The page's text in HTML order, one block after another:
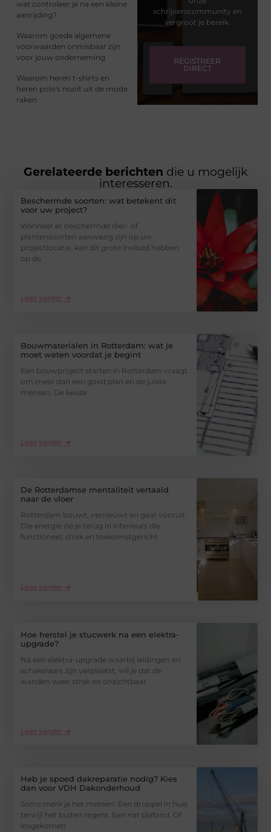
wat controleer je na een kleine
aanrijding?
Waarom goede algemene
voorwaarden onmisbaar zijn
voor jouw onderneming
Waarom heren t-shirts en
heren polo's nooit uit de mode
raken
schrijverscommunity en
vergroot je bereik.
REGISTREER
DIRECT
Gerelateerde berichten die u mogelijk
interesseren.
Beschermde soorten: wat betekent dit
voor uw project?
Wanneer er beschermde dier- of
plantensoorten aanwezig zijn op uw
projectlocatie, kan dit grote invloed hebben
op de
Lees verder ➜
Bouwmaterialen in Rotterdam: wat je
moet weten voordat je begint
Een bouwproject starten in Rotterdam vraagt
om meer dan een goed plan en de juiste
mensen. De keuze
Lees verder ➜
De Rotterdamse mentaliteit vertaald
naar de vloer
Rotterdam bouwt, vernieuwt en gaat vooruit.
Die energie zie je terug in interieurs die
functioneel, strak en toekomstgericht
Lees verder ➜
Hoe herstel je stucwerk na een elektra-
upgrade?
Na een elektra-upgrade waarbij leidingen en
schakelaars zijn verplaatst, wil je dat de
wanden weer strak en onzichtbaar
Lees verder ➜
Heb je spoed dakreparatie nodig? Kies
dan voor VDH Dakonderhoud
Soms merk je het meteen. Een druppel in huis
terwijl het buiten regent. Een nat plafond. Of
losgekomen